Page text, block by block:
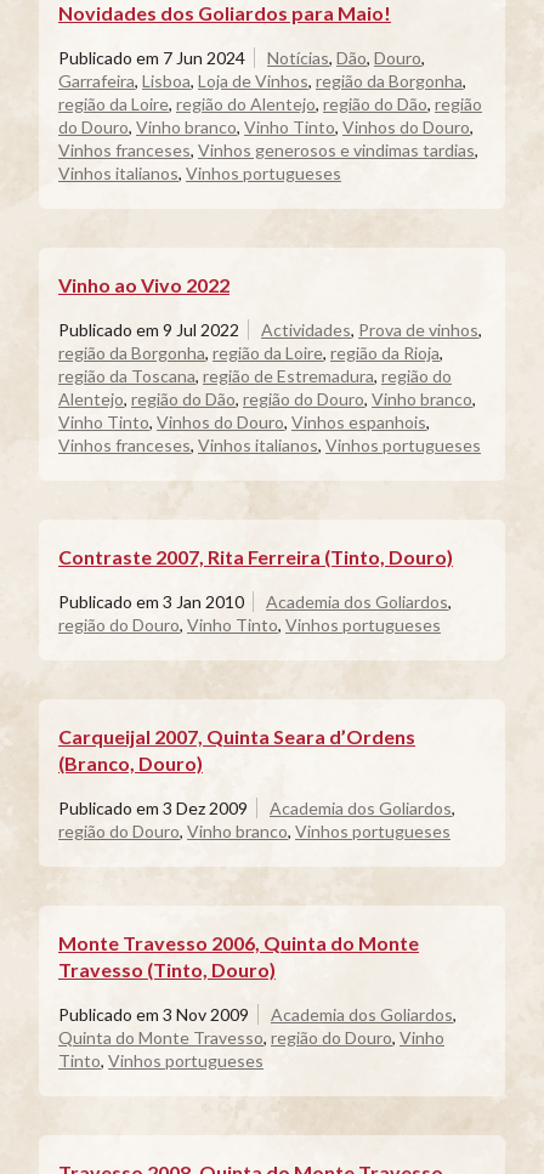
Novidades dos Goliardos para Maio!
Publicado em 7 Jun 2024 Notícias, Dão, Douro,
Garrafeira, Lisboa, Loja de Vinhos, região da Borgonha,
região da Loire, região do Alentejo, região do Dão, região
do Douro, Vinho branco, Vinho Tinto, Vinhos do Douro,
Vinhos franceses, Vinhos generosos e vindimas tardias,
Vinhos italianos, Vinhos portugueses
Vinho ao Vivo 2022
Publicado em 9 Jul 2022 Actividades, Prova de vinhos,
região da Borgonha, região da Loire, região da Rioja,
região da Toscana, região de Estremadura, região do
Alentejo, região do Dão, região do Douro, Vinho branco,
Vinho Tinto, Vinhos do Douro, Vinhos espanhois,
Vinhos franceses, Vinhos italianos, Vinhos portugueses
Contraste 2007, Rita Ferreira (Tinto, Douro)
Publicado em 3 Jan 2010 Academia dos Goliardos,
região do Douro, Vinho Tinto, Vinhos portugueses
Carqueijal 2007, Quinta Seara d’Ordens
(Branco, Douro)
Publicado em 3 Dez 2009 Academia dos Goliardos,
região do Douro, Vinho branco, Vinhos portugueses
Monte Travesso 2006, Quinta do Monte
Travesso (Tinto, Douro)
Publicado em 3 Nov 2009 Academia dos Goliardos,
Quinta do Monte Travesso, região do Douro, Vinho
Tinto, Vinhos portugueses